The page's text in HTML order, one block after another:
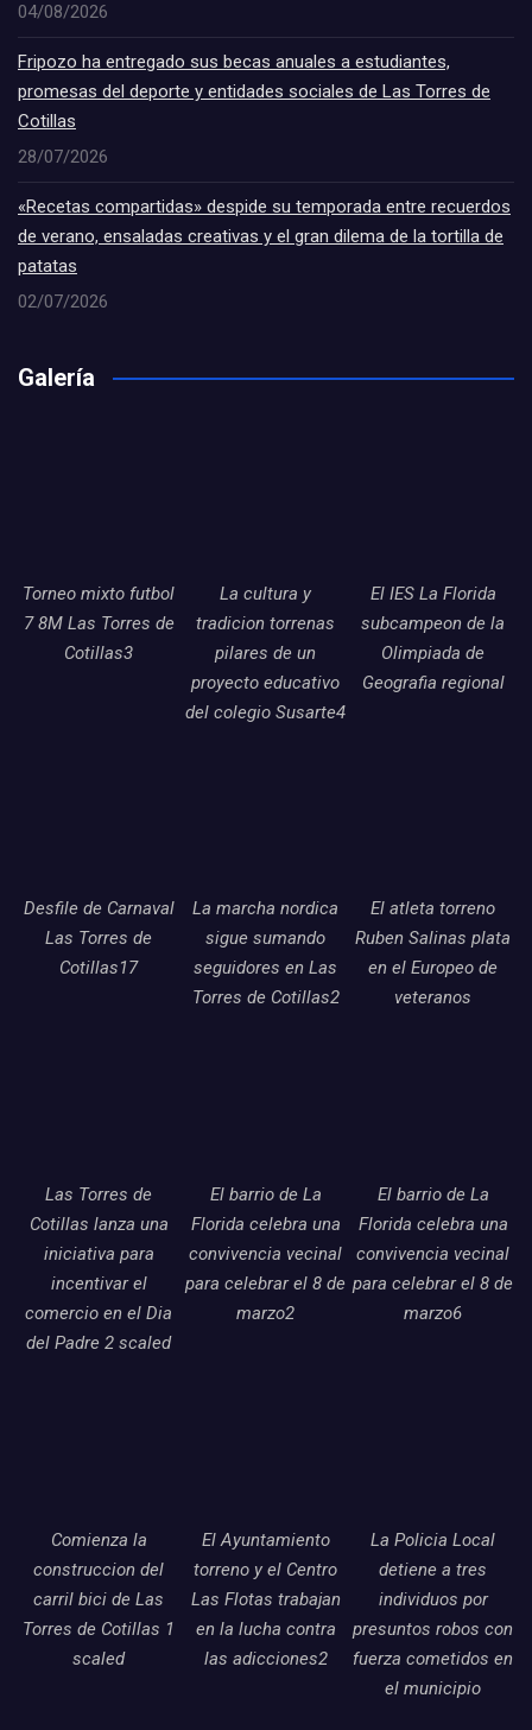
04/08/2026
Fripozo ha entregado sus becas anuales a estudiantes,
promesas del deporte y entidades sociales de Las Torres de
Cotillas
28/07/2026
«Recetas compartidas» despide su temporada entre recuerdos
de verano, ensaladas creativas y el gran dilema de la tortilla de
patatas
02/07/2026
Galería
Torneo mixto futbol
7 8M Las Torres de
Cotillas3
La cultura y
tradicion torrenas
pilares de un
proyecto educativo
del colegio Susarte4
El IES La Florida
subcampeon de la
Olimpiada de
Geografia regional
Desfile de Carnaval
Las Torres de
Cotillas17
La marcha nordica
sigue sumando
seguidores en Las
Torres de Cotillas2
El atleta torreno
Ruben Salinas plata
en el Europeo de
veteranos
Las Torres de
Cotillas lanza una
iniciativa para
incentivar el
comercio en el Dia
del Padre 2 scaled
El barrio de La
Florida celebra una
convivencia vecinal
para celebrar el 8 de
marzo2
El barrio de La
Florida celebra una
convivencia vecinal
para celebrar el 8 de
marzo6
Comienza la
construccion del
carril bici de Las
Torres de Cotillas 1
scaled
El Ayuntamiento
torreno y el Centro
Las Flotas trabajan
en la lucha contra
las adicciones2
La Policia Local
detiene a tres
individuos por
presuntos robos con
fuerza cometidos en
el municipio